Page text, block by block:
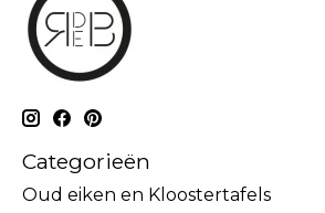
Categorieën
Oud eiken en Kloostertafels